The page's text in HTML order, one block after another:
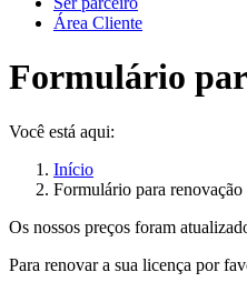
Área Cliente
Formulário
Você está aqui:
Início
Formulário para renovação
Os nossos preços foram
Para renovar a sua licença por